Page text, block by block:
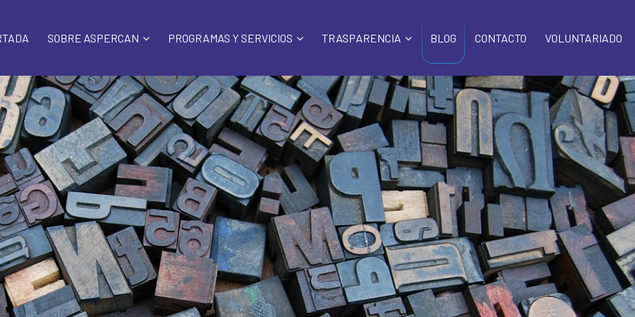
SOBRE ASPERCAN
SOBRE NOSOTROS
ESTRUCTURA
NUESTRAS SEDES
COLABORA
PROGRAMAS Y SERVICIOS
VALORACIÓN DIAGNÓSTICA
APOYO PSICOLÓGICO
ATENCIÓN TEMPRANA
SERVICIO DE ACTIVIDADES
ELABÓRATE
REVISTEA
PUZZLEATÍPICO
TRASPARENCIA
PORTAL
ORGANIZATIVA
INSTITUCIONAL
FINANCIERA
CONTRATOS
CONVENIOS
PROCEDIMIENTOS
BLOG CONTACTO VOLUNTARIADO